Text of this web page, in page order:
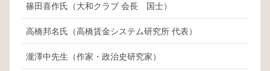
篠田喜作氏（大和クラブ 会長 国士）
高橋邦名氏（高橋賃金システム研究所 代表）
瀧澤中先生（作家・政治史研究家）